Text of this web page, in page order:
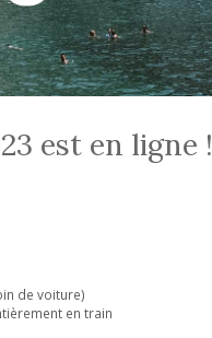
est en ligne !
de voiture)
en train